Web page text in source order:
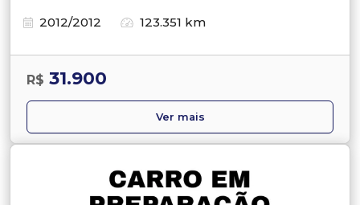
2012/2012
123.351 km
R$ 31.900
Ver mais